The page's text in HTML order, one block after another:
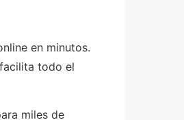
en minutos.
todo el
miles de